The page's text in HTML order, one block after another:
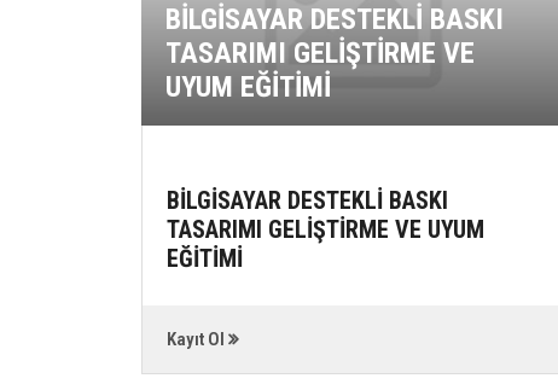
BİLGİSAYAR DESTEKLİ BASKI
TASARIMI GELİŞTİRME VE
UYUM EĞİTİMİ
BİLGİSAYAR DESTEKLİ BASKI
TASARIMI GELİŞTİRME VE UYUM
EĞİTİMİ
Kayıt Ol